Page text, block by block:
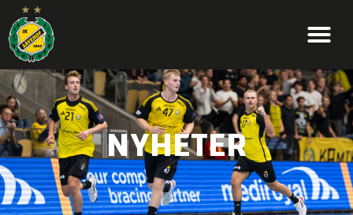
NYHETER